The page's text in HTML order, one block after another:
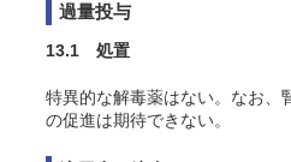
過量投与
13.1 処置
特異的な解毒薬はない。なお、
の促進は期待できない。